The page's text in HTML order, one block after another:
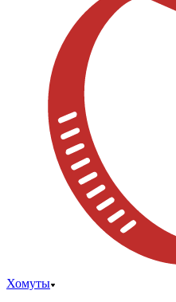
Хомуты